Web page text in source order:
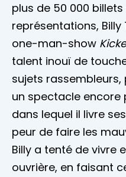
plus de 50 000
représentations,
one-man-show
talent inouï de
sujets
un spectacle encore
dans lequel il livre
peur de faire les
Billy a tenté de vivre
ouvrière, en faisant